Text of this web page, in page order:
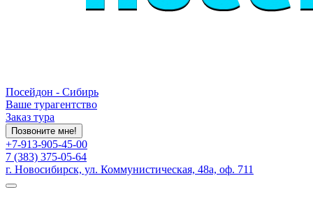
Посейдон - Сибирь
Ваше турагентство
Заказ тура
Позвоните мне!
+7-913-905-45-00
7 (383) 375-05-64
г. Новосибирск, ул. Коммунистическая, 48а, оф. 711